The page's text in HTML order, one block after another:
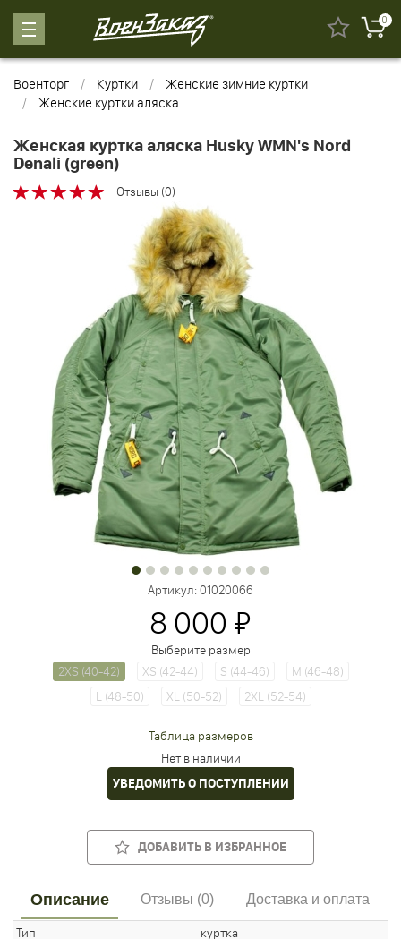
0
Военторг Куртки
Женские зимние куртки
Женские куртки аляска
Женская куртка аляска Husky WMN's Nord
Denali (green)
Отзывы (0)
Артикул:01020066
8 000 ₽
Выберите размер
2XS (40-42)
XS (42-44) S (44-46)
M (46-48)
L (48-50)
XL (50-52) 2XL (52-54)
Таблица размеров
Нет в наличии
УВЕДОМИТЬ О ПОСТУПЛЕНИИ
ДОБАВИТЬ В ИЗБРАННОЕ
Описание Отзывы (0) Доставка и оплата
Тип
куртка